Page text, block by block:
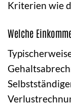
Kriterien wie
Welche